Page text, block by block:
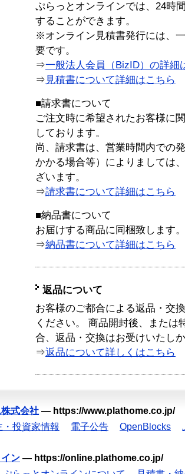
ぷらっとオンラインでは、24時
することができます。
※オンライン見積書発行には、
要です。
⇒一般法人会員（BizID）の詳細
⇒ 見積書について詳細はこちら
■請求書について
ご注文時に希望されたお客様に
しております。
尚、請求書は、営業時間内での
かかる場合等）によりましては
ざいます。
⇒請求書について詳細はこちら
■納品書について
お届けする商品に同梱致します。
⇒納品書について詳細はこちら
返品について
お客様のご都合による返品・交
ください。 商品開封後、または
合、返品・交換はお受けいたし
⇒返品について詳しくはこちら
式会社 — https://www.plathome.co.jp/
・投資家情報 電子公告 OpenBlocks
ン — https://online.plathome.co.jp/